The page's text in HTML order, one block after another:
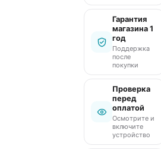
Гарантия
магазина 1
год
Поддержка
после
покупки
Проверка
перед
оплатой
Осмотрите и
включите
устройство